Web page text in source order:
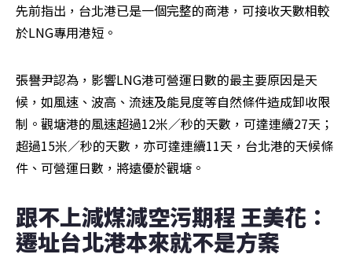
先前指出，台北港已是一個完整的商港，可接收天數相較
於LNG專用港短。
張譽尹認為，影響LNG港可營運日數的最主要原因是天
候，如風速、波高、流速及能見度等自然條件造成卸收限
制。觀塘港的風速超過12米／秒的天數，可達連續27天；
超過15米／秒的天數，亦可達連續11天，台北港的天候條
件、可營運日數，將遠優於觀塘。
跟不上減煤減空污期程 王美花：
遷址台北港本來就不是方案